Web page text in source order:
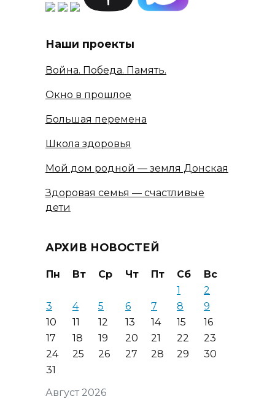
Наши проекты
Война. Победа. Память.
Окно в прошлое
Большая перемена
Школа здоровья
Мой дом родной — земля Донская
Здоровая семья — счастливые
дети
АРХИВ НОВОСТЕЙ
Август 2026
Пн Вт Ср Чт Пт Сб
Вс
1
2
3
4 5 6 7 8
9
10
11 12 13 14 15
16
17
18 19 20 21 22
23
24
25 26 27 28 29
30
31